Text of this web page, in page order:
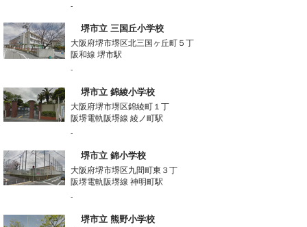
-
堺市立 三国丘小学校
大阪府堺市堺区北三国ヶ丘町５丁
阪和線 堺市駅
-
堺市立 錦綾小学校
大阪府堺市堺区錦綾町１丁
阪堺電軌阪堺線 綾ノ町駅
-
堺市立 錦小学校
大阪府堺市堺区九間町東３丁
阪堺電軌阪堺線 神明町駅
-
堺市立 熊野小学校